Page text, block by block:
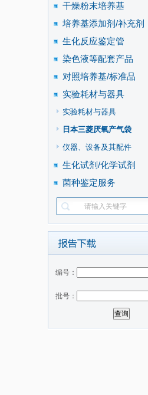
干燥粉末培养基
培养基添加剂/补充剂
生化反应鉴定管
染色液等配套产品
对照培养基/标准品
实验耗材与器具
实验耗材与器具
日本三菱厌氧产气袋
仪器、设备及其配件
生化试剂/化学试剂
菌种鉴定服务
编号：
批号：